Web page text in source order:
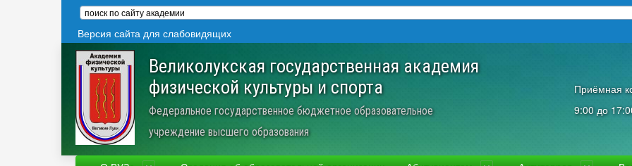
Версия сайта для слабовидящих
Великолукская государственная академия
физической культуры и спорта
Федеральное государственное бюджетное образовательное
учреждение высшего образования
Приёмная
9:00 до